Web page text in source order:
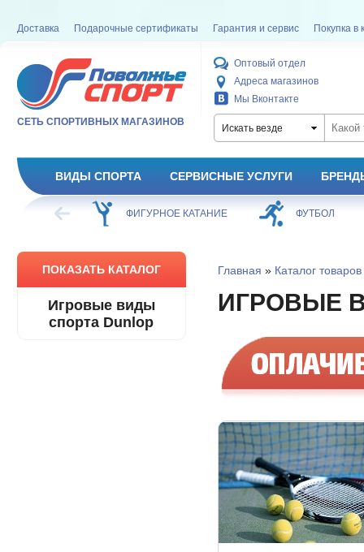
Доставка Подарочные сертификаты Гарантия и сервис Покупка в
СЕТЬ СПОРТИВНЫХ МАГАЗИНОВ
Оптовый отдел
Адреса магазинов
Мы Вконтакте
Искать везде
ВИДЫ СПОРТА СЕРВИСНЫЕ УСЛУГИ
ХОККЕЙ ФИГУРНОЕ КАТАНИЕ ФУТБОЛ
ПОКАЗАТЬ КАТАЛОГ
Игровые виды
спорта Dunlop
Главная » Каталог товаров
ИГРОВЫЕ